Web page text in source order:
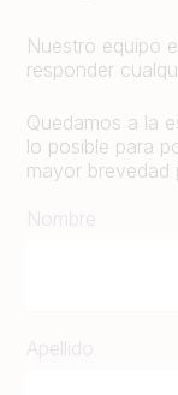
Nuestro equipo
responder
Quedamos a la
lo posible para
mayor brevedad
Nombre
Apellido